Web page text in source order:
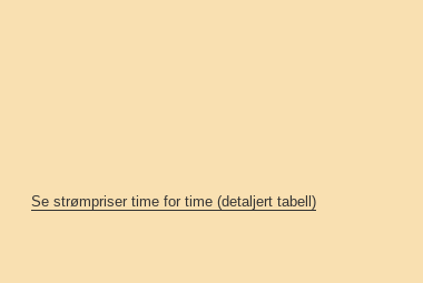
Se strømpriser time for time (detaljert tabell)